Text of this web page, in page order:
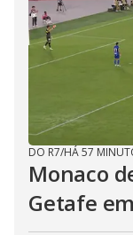
DO R7/HÁ 57
Monaco
Getafe